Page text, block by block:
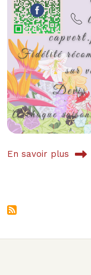
En savoir plus
sur Cap'Vert